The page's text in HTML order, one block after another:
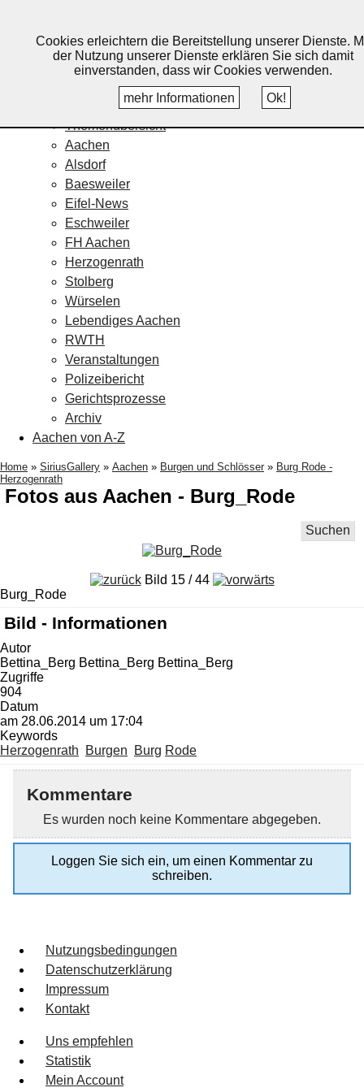
Home
Veranstaltungskalender
Themenübersicht
Aachen
Alsdorf
Baesweiler
Eifel-News
Eschweiler
FH Aachen
Herzogenrath
Stolberg
Würselen
Lebendiges Aachen
RWTH
Veranstaltungen
Polizeibericht
Gerichtsprozesse
Archiv
Aachen von A-Z
Home » SiriusGallery » Aachen » Burgen und Schlösser » Burg Rode -
Herzogenrath
Fotos aus Aachen - Burg_Rode
Suchen
Bild 15 / 44
Burg_Rode
Bild - Informationen
Autor
Bettina_Berg Bettina_Berg Bettina_Berg
Zugriffe
904
Datum
am 28.06.2014 um 17:04
Keywords
Herzogenrath
Burgen Burg Rode
Kommentare
Es wurden noch keine Kommentare abgegeben.
Loggen Sie sich ein, um einen Kommentar zu
schreiben.
Nutzungsbedingungen
Datenschutzerklärung
Impressum
Kontakt
Uns empfehlen
Statistik
Mein Account
Cookies erleichtern die Bereitstellung unserer Dienste.
der Nutzung unserer Dienste erklären Sie sich damit
einverstanden, dass wir Cookies verwenden.
mehr Informationen
Ok!